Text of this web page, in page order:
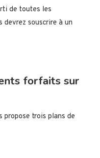
de toutes les
devrez souscrire à un
forfaits sur
propose trois plans de